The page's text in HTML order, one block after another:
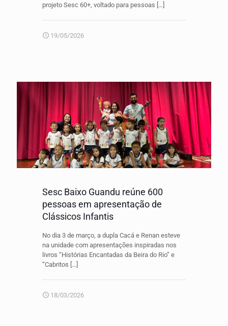
projeto Sesc 60+, voltado para pessoas […]
19/05/2026
Sesc Baixo Guandu reúne 600
pessoas em apresentação de
Clássicos Infantis
No dia 3 de março, a dupla Cacá e Renan esteve
na unidade com apresentações inspiradas nos
livros “Histórias Encantadas da Beira do Rio” e
“Cabritos […]
18/03/2026